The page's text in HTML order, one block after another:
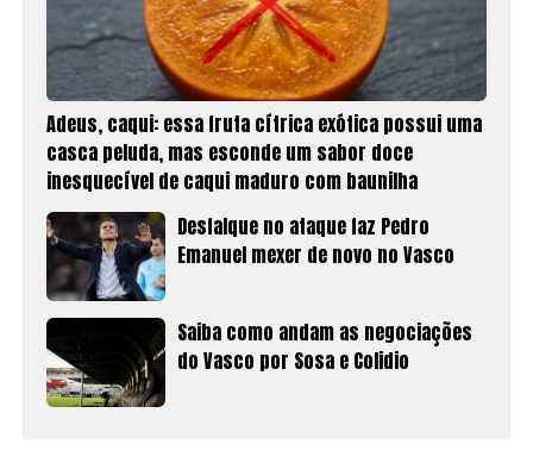
Adeus, caqui: essa fruta cítrica exótica possui uma
casca peluda, mas esconde um sabor doce
inesquecível de caqui maduro com baunilha
Desfalque no ataque faz Pedro
Emanuel mexer de novo no Vasco
Saiba como andam as negociações
do Vasco por Sosa e Colidio